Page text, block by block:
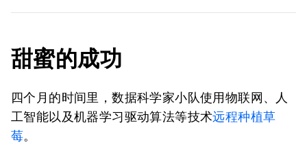
甜蜜的成功
四个月的时间里，数据科学家小队使用物联网、人
工智能以及机器学习驱动算法等技术远程种植草
莓。